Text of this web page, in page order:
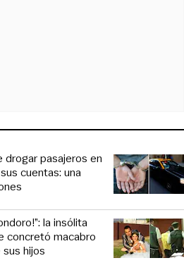
pasajeros en
cuentas: una
la insólita
concretó macabro
hijos